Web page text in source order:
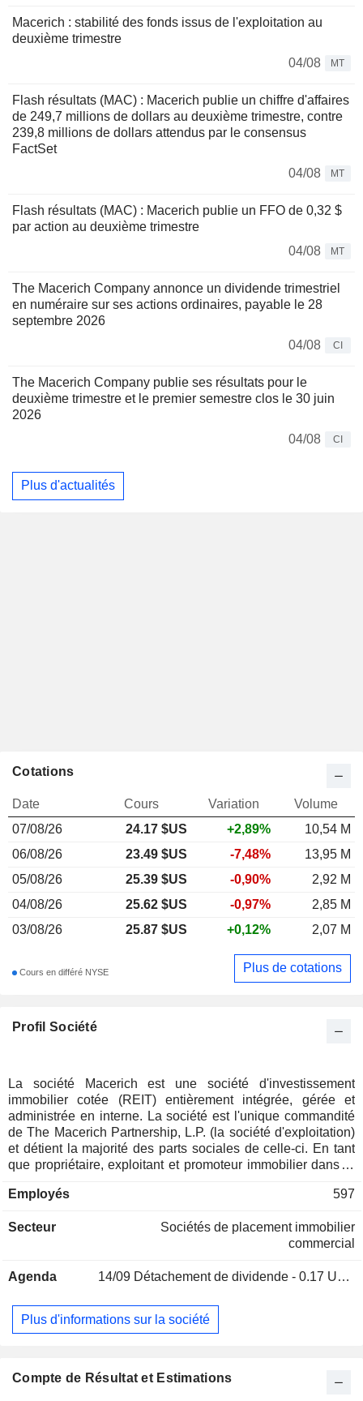
Macerich : stabilité des fonds issus de l'exploitation au
deuxième trimestre
04/08
MT
Flash résultats (MAC) : Macerich publie un chiffre d'affaires
de 249,7 millions de dollars au deuxième trimestre, contre
239,8 millions de dollars attendus par le consensus
FactSet
04/08
MT
Flash résultats (MAC) : Macerich publie un FFO de 0,32 $
par action au deuxième trimestre
04/08
MT
The Macerich Company annonce un dividende trimestriel
en numéraire sur ses actions ordinaires, payable le 28
septembre 2026
04/08
CI
The Macerich Company publie ses résultats pour le
deuxième trimestre et le premier semestre clos le 30 juin
2026
04/08
CI
Plus d'actualités
Profil Société
La société Macerich est une société d'investissement
immobilier cotée (REIT) entièrement intégrée, gérée et
administrée en interne. La société est l'unique commandité
de The Macerich Partnership, L.P. (la société d'exploitation)
et détient la majorité des parts sociales de celle-ci. En tant
que propriétaire, exploitant et promoteur immobilier dans le
le portefeuille de la société se concentre en Californie, dans
corridor métropolitain reliant New York à Washington, D.C.
La Société développe et gère des biens immobiliers qui
participations dans environ 39 centres commerciaux. Ses
Towne Center, le Danbury Fair, le Desert Sky Mall,
l’Eastland Mall, le Fashion District Philadelphia, le Fashion
Plaza, le Superstition Springs Center et le Crabtree.
Employés 597
Secteur
Sociétés de placement immobilier
commercial
Agenda 14/09 Détachement de dividende - 0.17 USD
Plus d'informations sur la société
Cotations
Date Cours Variation
Volume
07/08/26
24.17 $US +2,89%
10,54 M
06/08/26
23.49 $US -7,48%
13,95 M
05/08/26
25.39 $US -0,90%
2,92 M
04/08/26
25.62 $US -0,97%
2,85 M
03/08/26
25.87 $US +0,12% 2,07 M
Cours en différé NYSE Plus de cotations
Compte de Résultat et Estimations